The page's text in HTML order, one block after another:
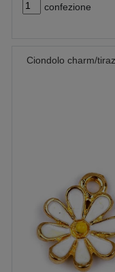
confezione
Ciondolo charm/